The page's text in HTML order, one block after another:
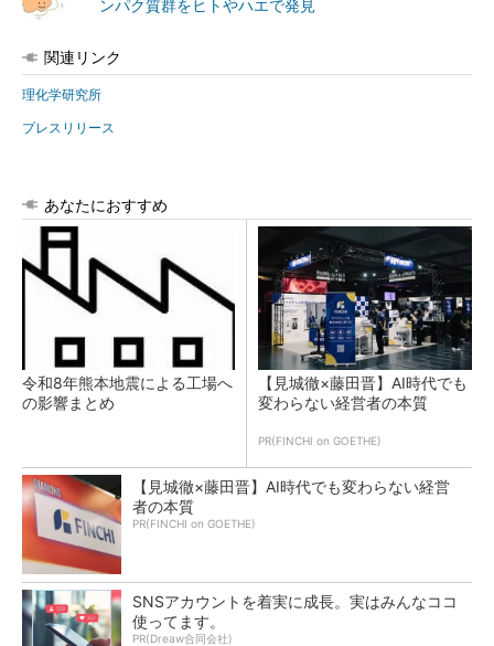
ンパク質群をヒトやハエで発見
関連リンク
理化学研究所
プレスリリース
あなたにおすすめ
令和8年熊本地震による工場へ
の影響まとめ
【見城徹×藤田晋】AI時代でも
変わらない経営者の本質
PR(FINCHI on GOETHE)
【見城徹×藤田晋】AI時代でも変わらない経営
者の本質
PR(FINCHI on GOETHE)
SNSアカウントを着実に成長。実はみんなココ
使ってます。
PR(Dreaw合同会社)